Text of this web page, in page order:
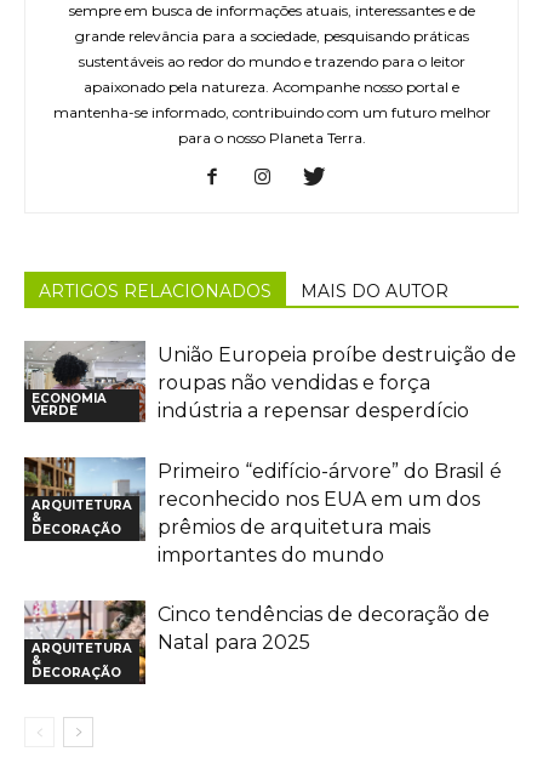
sempre em busca de informações atuais, interessantes e de
grande relevância para a sociedade, pesquisando práticas
sustentáveis ao redor do mundo e trazendo para o leitor
apaixonado pela natureza. Acompanhe nosso portal e
mantenha-se informado, contribuindo com um futuro melhor
para o nosso Planeta Terra.
ARTIGOS RELACIONADOS MAIS DO AUTOR
ECONOMIA
VERDE
União Europeia proíbe destruição de
roupas não vendidas e força
indústria a repensar desperdício
ARQUITETURA
&
DECORAÇÃO
Primeiro “edifício-árvore” do Brasil é
reconhecido nos EUA em um dos
prêmios de arquitetura mais
importantes do mundo
ARQUITETURA
&
DECORAÇÃO
Cinco tendências de decoração de
Natal para 2025